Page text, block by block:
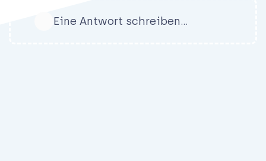
Eine Antwort schreiben…